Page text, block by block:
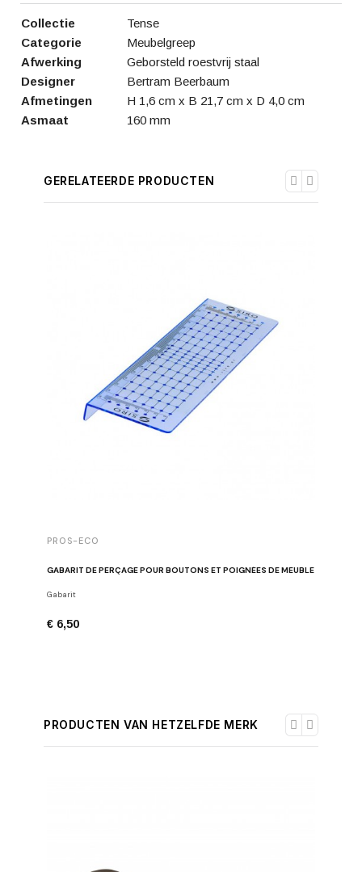
Collectie
Tense
Categorie
Meubelgreep
Afwerking
Geborsteld roestvrij staal
Designer
Bertram Beerbaum
Afmetingen
H 1,6 cm x B 21,7 cm x D 4,0 cm
Asmaat
160 mm
GERELATEERDE PRODUCTEN
PROS-ECO
GABARIT DE PERÇAGE POUR BOUTONS ET POIGNÉES DE MEUBLE
Gabarit
€ 6,50
PRODUCTEN VAN HETZELFDE MERK